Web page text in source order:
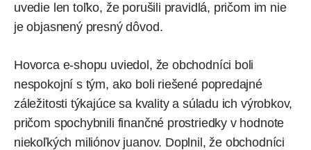
uvedie len toľko, že porušili pravidlá, pričom im nie
je objasnený presný dôvod.
Hovorca e-shopu uviedol, že obchodníci boli
nespokojní s tým, ako boli riešené popredajné
záležitosti týkajúce sa kvality a súladu ich výrobkov,
pričom spochybnili finančné prostriedky v hodnote
niekoľkých miliónov juanov. Doplnil, že obchodníci